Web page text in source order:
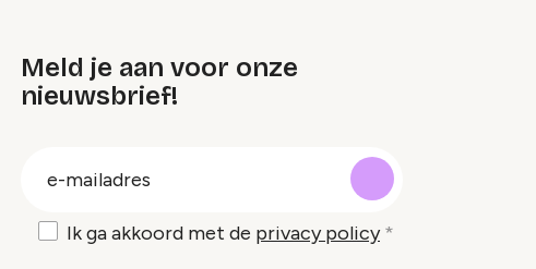
Meld je aan voor onze
nieuwsbrief!
Ik ga akkoord met de privacy policy